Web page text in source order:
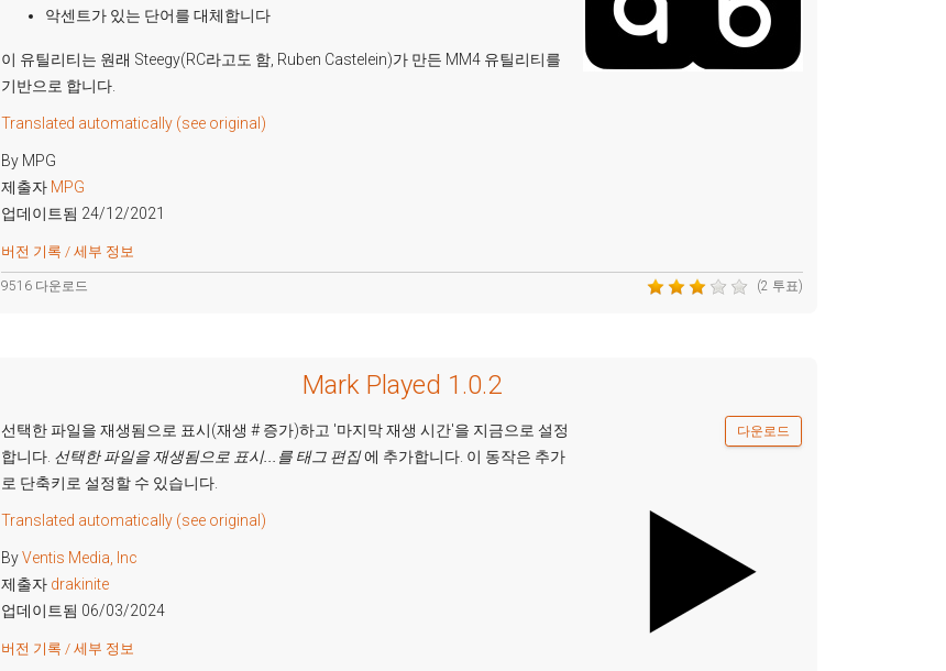
악센트가 있는 단어를 대체합니다
이 유틸리티는 원래 Steegy(RC라고도 함, Ruben Castelein)가 만든 MM4 유틸리티를
기반으로 합니다.
Translated automatically (see original)
By MPG
제출자 MPG
업데이트됨 24/12/2021
버전 기록 / 세부 정보
(2 투표)
9516 다운로드
Mark Played 1.0.2
다운로드
선택한 파일을 재생됨으로 표시(재생 # 증가)하고 '마지막 재생 시간'을 지금으로 설정
합니다. 선택한 파일을 재생됨으로 표시...를 태그 편집에 추가합니다. 이 동작은 추가
로 단축키로 설정할 수 있습니다.
Translated automatically (see original)
ByVentis Media, Inc
제출자 drakinite
업데이트됨 06/03/2024
버전 기록 / 세부 정보